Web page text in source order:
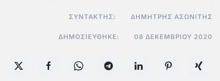
ΣΥΝΤΆΚΤΗΣ: ΔΗΜΉΤΡΗΣ ΑΣΩΝΊΤΗΣ
ΔΗΜΟΣΙΕΎΘΗΚΕ: 08 ΔΕΚΕΜΒΡΊΟΥ 2020